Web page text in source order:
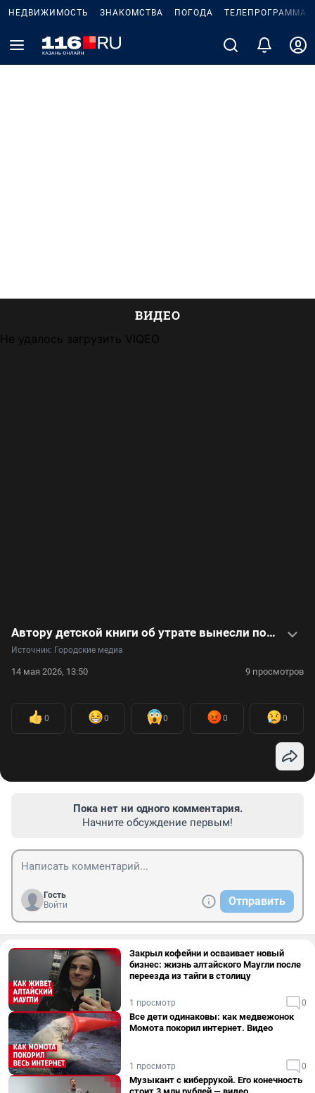
НЕДВИЖИМОСТЬ ЗНАКОМСТВА ПОГОДА ТЕЛЕПРОГРАММА
ВИДЕО
Не удалось загрузить VIQEO
Автору детской книги об утрате вынесли пожизненный приговор за убийство мужа. Видео
Источник: Городские медиа
14 мая 2026, 13:50 9 просмотров
0 0 0 0 0
Пока нет ни одного комментария.
Начните обсуждение первым!
Гость
Войти
Отправить
Закрыл кофейни и осваивает новый
бизнес: жизнь алтайского Маугли после
переезда из тайги в столицу
1 просмотр 0
Все дети одинаковы: как медвежонок
Момота покорил интернет. Видео
1 просмотр 0
Музыкант с киберрукой. Его конечность